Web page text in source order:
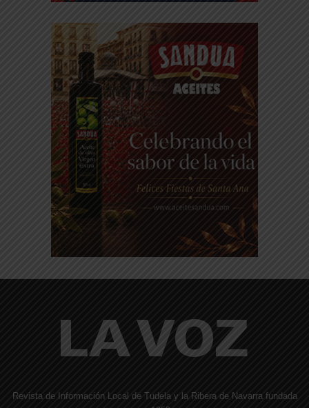
Revista de Información Local de Tudela y la Ribera de Navarra fundada